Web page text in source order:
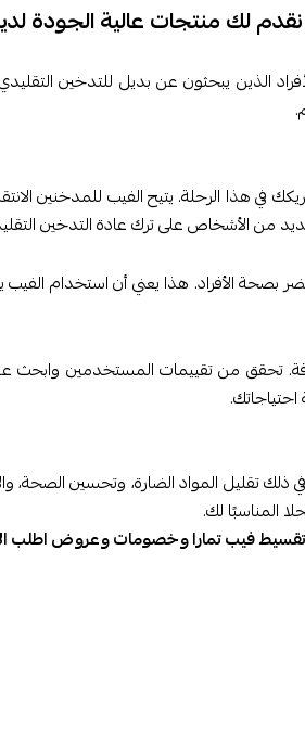
لك منتجات عالية الجودة
الذين يبحثون عن بديل للتدخين
في هذا الرحلة. يتيح الفيب للمدخنين
من الأشخاص على ترك عادة التدخين
بصحة الأفراد. هذا يعني أن استخدام
تحقق من تقييمات المستخدمين وابحث
ذلك تقليل المواد الضارة، وتحسين الصحة،
المناسبًا لك.
فيب تمارا وخصومات وعروض اطلب